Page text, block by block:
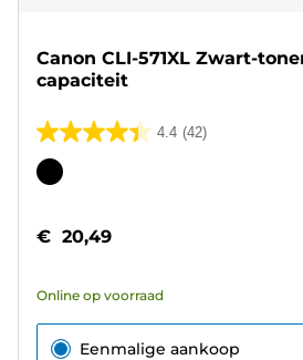
Canon CLI-571XL Zwart-
capaciteit
4.4 (42)
4.4
van
sterren.
beoordelingen
Kleurencartridge
€ 20,49
Online op voorraad
Eenmalige aankoop